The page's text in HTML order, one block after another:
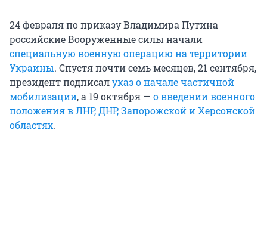
24 февраля по приказу Владимира Путина
российские Вооруженные силы начали
специальную военную операцию на территории
Украины. Спустя почти семь месяцев, 21 сентября,
президент подписалуказ о начале частичной
мобилизации, а 19 октября — о введении военного
положения в ЛНР, ДНР, Запорожской и Херсонской
областях.